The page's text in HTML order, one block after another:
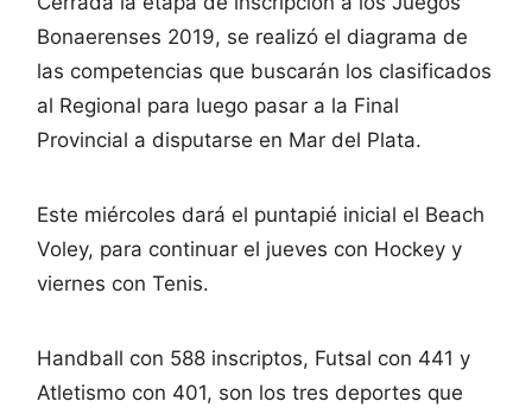
Bonaerenses 2019, se realizó el diagrama de
las competencias que buscarán los clasificados
al Regional para luego pasar a la Final
Provincial a disputarse en Mar del Plata.
Este miércoles dará el puntapié inicial el Beach
Voley, para continuar el jueves con Hockey y
viernes con Tenis.
Handball con 588 inscriptos, Futsal con 441 y
Atletismo con 401, son los tres deportes que